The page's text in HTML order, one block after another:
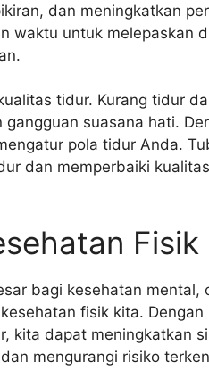
dan meningkatkan
waktu untuk melepaskan
tidur. Kurang tidur
suasana hati.
pola tidur Anda.
dan memperbaiki
Fisik
bagi kesehatan mental,
fisik kita. Dengan
kita dapat meningkatkan
mengurangi risiko